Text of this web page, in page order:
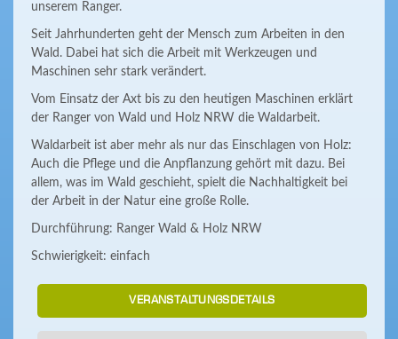
unserem Ranger.
Seit Jahrhunderten geht der Mensch zum Arbeiten in den
Wald. Dabei hat sich die Arbeit mit Werkzeugen und
Maschinen sehr stark verändert.
Vom Einsatz der Axt bis zu den heutigen Maschinen erklärt
der Ranger von Wald und Holz NRW die Waldarbeit.
Waldarbeit ist aber mehr als nur das Einschlagen von Holz:
Auch die Pflege und die Anpflanzung gehört mit dazu. Bei
allem, was im Wald geschieht, spielt die Nachhaltigkeit bei
der Arbeit in der Natur eine große Rolle.
Durchführung: Ranger Wald & Holz NRW
Schwierigkeit: einfach
VERANSTALTUNGSDETAILS